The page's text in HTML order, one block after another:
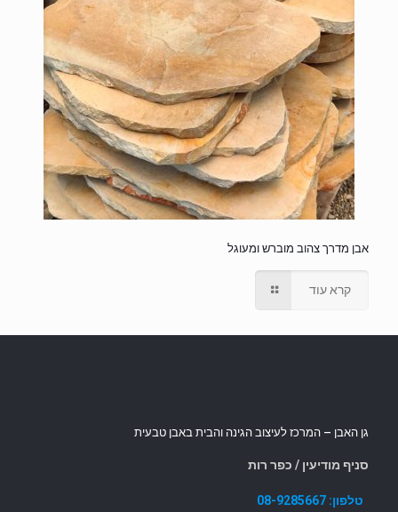
אבן מדרך צהוב מוברש ומעוגל
קרא עוד
גן האבן – המרכז לעיצוב הגינה והבית באבן טבעית
סניף מודיעין / כפר רות
טלפון: 08-9285667